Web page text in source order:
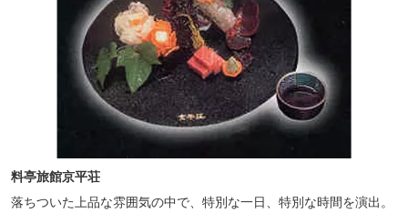
料亭旅館京平荘
落ちついた上品な雰囲気の中で、特別な一日、特別な時間を演出。